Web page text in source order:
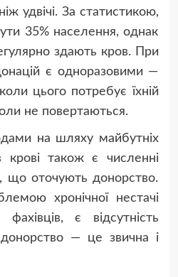
удвічі. За статистикою,
35% населення, однак
здають кров. При
є одноразовими —
цього потребує їхній
не повертаються.
на шляху майбутніх
крові також є численні
що оточують донорство.
хронічної нестачі
є відсутність
— це звична і